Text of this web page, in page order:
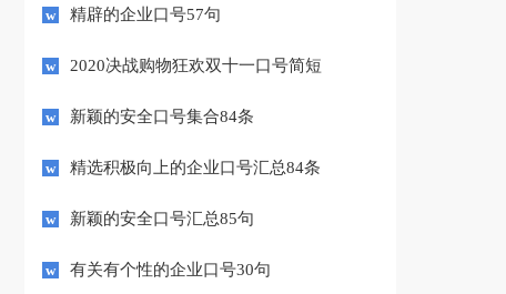
精辟的企业口号57句
2020决战购物狂欢双十一口号简短
新颖的安全口号集合84条
精选积极向上的企业口号汇总84条
新颖的安全口号汇总85句
有关有个性的企业口号30句